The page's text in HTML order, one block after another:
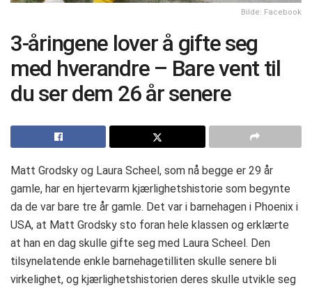
Bilde: Facebook
3-åringene lover å gifte seg
med hverandre – Bare vent til
du ser dem 26 år senere
Matt Grodsky og Laura Scheel, som nå begge er 29 år
gamle, har en hjertevarm kjærlighetshistorie som begynte
da de var bare tre år gamle. Det var i barnehagen i Phoenix i
USA, at Matt Grodsky sto foran hele klassen og erklærte
at han en dag skulle gifte seg med Laura Scheel. Den
tilsynelatende enkle barnehagetilliten skulle senere bli
virkelighet, og kjærlighetshistorien deres skulle utvikle seg